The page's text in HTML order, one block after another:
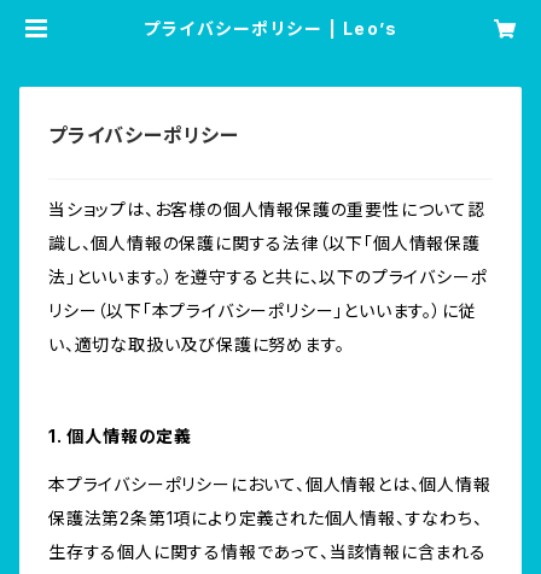
プライバシーポリシー | Leo’s
プライバシーポリシー
当ショップは、お客様の個人情報保護の重要性について認
識し、個人情報の保護に関する法律（以下「個人情報保護
法」といいます。）を遵守すると共に、以下のプライバシーポ
リシー（以下「本プライバシーポリシー」といいます。）に従
い、適切な取扱い及び保護に努めます。
1. 個人情報の定義
本プライバシーポリシーにおいて、個人情報とは、個人情報
保護法第2条第1項により定義された個人情報、すなわち、
生存する個人に関する情報であって、当該情報に含まれる